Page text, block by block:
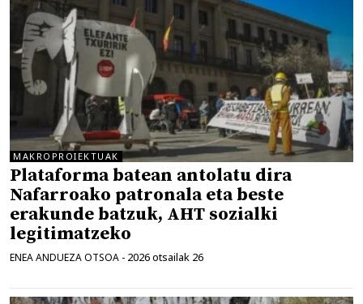
MAKROPROIEKTUAK
Plataforma batean antolatu dira
Nafarroako patronala eta beste
erakunde batzuk, AHT sozialki
legitimatzeko
ENEA ANDUEZA OTSOA - 2026 otsailak 26